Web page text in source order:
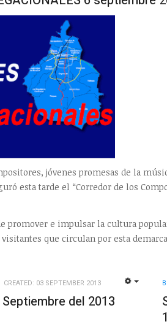
jóvenes promesas de la
esta tarde el “Corredor de los
promover e impulsar la cultura
que circulan por esta
CREATED: 03 SEPTEMBER 2013
Septiembre del 2013